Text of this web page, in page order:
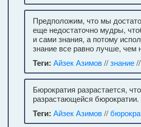
Предположим, что мы
еще недостаточно мудры,
и сами знания, а потому
знание все равно лучше, чем
Теги: Айзек Азимов//знание//
Бюрократия разрастается,
разрастающейся бюрократии.
Теги: Айзек Азимов//